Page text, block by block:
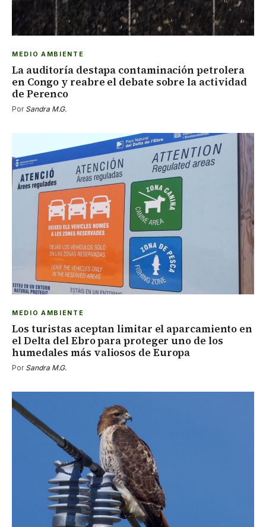
MEDIO AMBIENTE
La auditoría destapa contaminación petrolera
en Congo y reabre el debate sobre la actividad
de Perenco
Por Sandra M.G.
MEDIO AMBIENTE
Los turistas aceptan limitar el aparcamiento en
el Delta del Ebro para proteger uno de los
humedales más valiosos de Europa
Por Sandra M.G.